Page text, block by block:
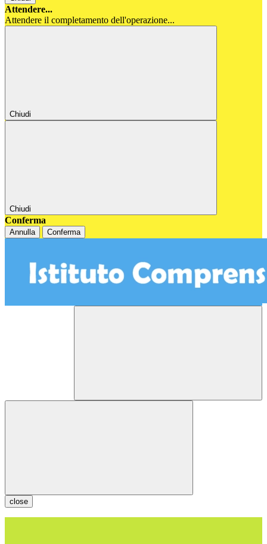
Attendere...
Attendere il completamento dell'operazione...
Chiudi
Chiudi
Conferma
Annulla Conferma
close